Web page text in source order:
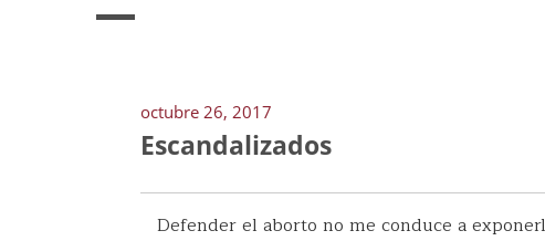
octubre 26, 2017
Escandalizados
Defender el aborto no me conduce a